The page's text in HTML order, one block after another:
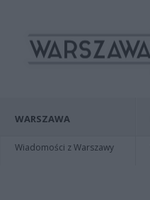
WARSZAWA
Wiadomości z Warszawy